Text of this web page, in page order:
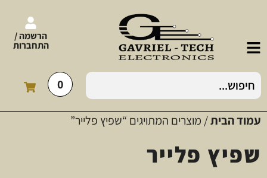
הרשמה /
התחברות
0
עמוד הבית/ מוצרים המתויגים “שפיץ פלייר”
שפיץ פלייר